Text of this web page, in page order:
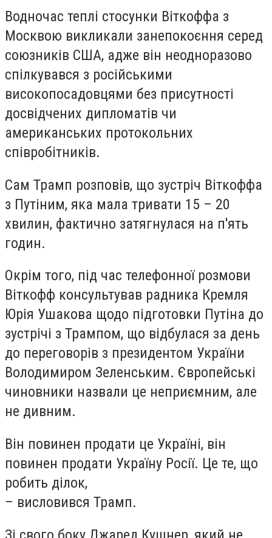
Водночас теплі стосунки Віткоффа з
Москвою викликали занепокоєння серед
союзників США, адже він неодноразово
спілкувався з російськими
високопосадовцями без присутності
досвідчених дипломатів чи
американських протокольних
співробітників.
Сам Трамп розповів, що зустріч Віткоффа
з Путіним, яка мала тривати 15 – 20
хвилин, фактично затягнулася на п'ять
годин.
Окрім того, під час телефонної розмови
Віткофф консультував радника Кремля
Юрія Ушакова щодо підготовки Путіна до
зустрічі з Трампом, що відбулася за день
до переговорів з президентом України
Володимиром Зеленським. Європейські
чиновники назвали це неприємним, але
не дивним.
Він повинен продати це Україні, він
повинен продати Україну Росії. Це те, що
робить ділок,
– висловився Трамп.